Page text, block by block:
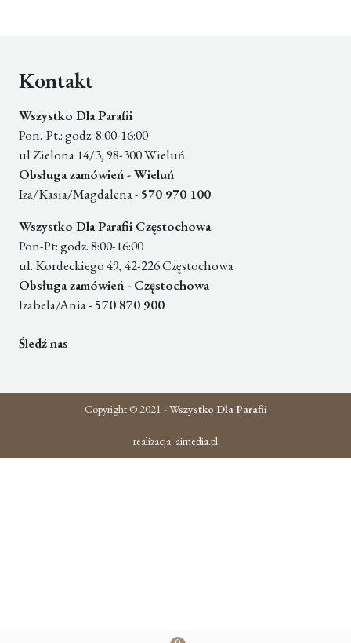
Kontakt
Wszystko Dla Parafii
Pon.-Pt.: godz. 8:00-16:00
ul Zielona 14/3, 98-300 Wieluń
Obsługa zamówień - Wieluń
Iza/Kasia/Magdalena - 570 970 100
Wszystko Dla Parafii Częstochowa
Pon-Pt: godz. 8:00-16:00
ul. Kordeckiego 49, 42-226 Częstochowa
Obsługa zamówień - Częstochowa
Izabela/Ania - 570 870 900
Śledź nas
Copyright © 2021 -Wszystko Dla Parafii
realizacja: aimedia.pl